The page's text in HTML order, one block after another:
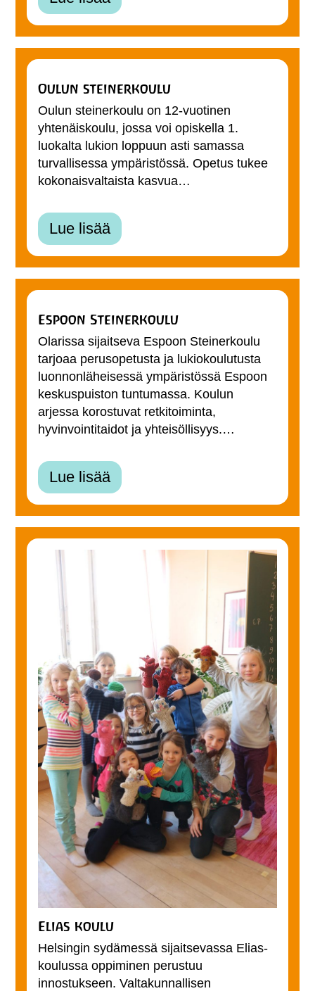
Oulun steinerkoulu
Oulun steinerkoulu on 12-vuotinen
yhtenäiskoulu, jossa voi opiskella 1.
luokalta lukion loppuun asti samassa
turvallisessa ympäristössä. Opetus tukee
kokonaisvaltaista kasvua…
Lue lisää
Espoon Steinerkoulu
Olarissa sijaitseva Espoon Steinerkoulu
tarjoaa perusopetusta ja lukiokoulutusta
luonnonläheisessä ympäristössä Espoon
keskuspuiston tuntumassa. Koulun
arjessa korostuvat retkitoiminta,
hyvinvointitaidot ja yhteisöllisyys.…
Lue lisää
Elias koulu
Helsingin sydämessä sijaitsevassa Elias-
koulussa oppiminen perustuu
innostukseen. Valtakunnallisen